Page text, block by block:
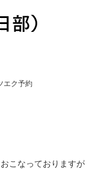
）
エク予約
こなっておりますが